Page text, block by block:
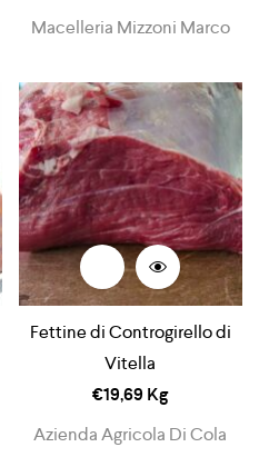
Macelleria Mizzoni Marco
Fettine di Controgirello di
Vitella
€19,69 Kg
Azienda Agricola Di Cola